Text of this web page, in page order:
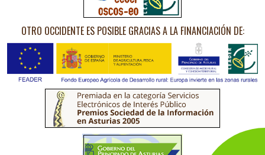
OTRO OCCIDENTE ES POSIBLE GRACIAS A LA FINANCIACIÓN DE: